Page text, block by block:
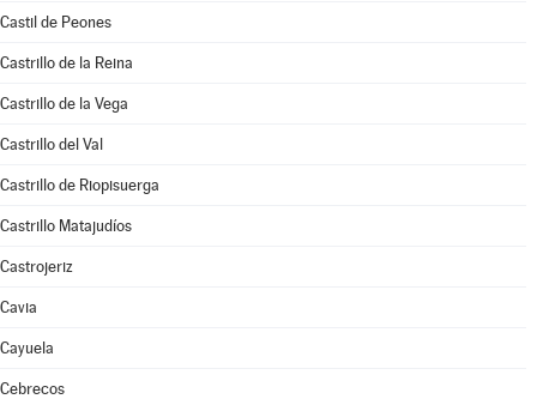
Castil de Peones
Castrillo de la Reina
Castrillo de la Vega
Castrillo del Val
Castrillo de Riopisuerga
Castrillo Matajudíos
Castrojeriz
Cavia
Cayuela
Cebrecos